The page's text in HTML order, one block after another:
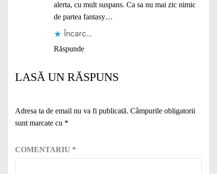
alerta, cu mult suspans. Ca sa nu mai zic nimic
de partea fantasy…
Încarc...
Răspunde
LASĂ UN RĂSPUNS
Adresa ta de email nu va fi publicată. Câmpurile obligatorii
sunt marcate cu *
COMENTARIU *